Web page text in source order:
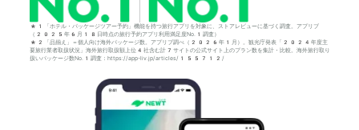
*1「ホテル・パッケージツアー予約」機能を持つ旅行アプリを対象に、ストアレビューに基づく調査。アプリブ
（2025年6月18日時点の旅行予約アプリ利用満足度No.1調査）
*2「品揃え」＝個人向け海外パッケージ数。アプリブ調べ（2026年1月）。観光庁発表「2024年度主
要旅行業者取扱状況」海外旅行取扱額上位4社含む計7サイトの公式サイト上のプラン数を集計・比較。海外旅行取り
扱いパッケージ数No.1調査：https://app-liv.jp/articles/155712/